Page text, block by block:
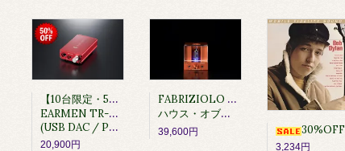
【10台限定・50%OFF】
EARMEN TR-AMP
(USB DAC / PRE AMP / HP AMP)
20,900円
FABRIZIOLO 30kプリアンプ/ヘッドフォン・アンプ 10セット限定
ハウス・オブ・マーリー イヤホン MRL-EM-FE013プレゼント特典付き
39,600円 30%OFF [SACD] Bob Dylan / Bob Dylan
3,234円